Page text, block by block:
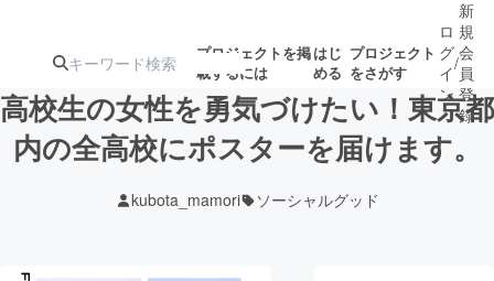
プロジェクトを掲
載するには
はじ
める
プロジェクト
をさがす
ターン
ジェクト
ロジェクト
ロ
グ
イ
ン
/
新
規
会
員
登
録
高校生の女性を勇気づけたい！東京都
内の全高校にポスターを届けます。
kubota_mamori ソーシャルグッド